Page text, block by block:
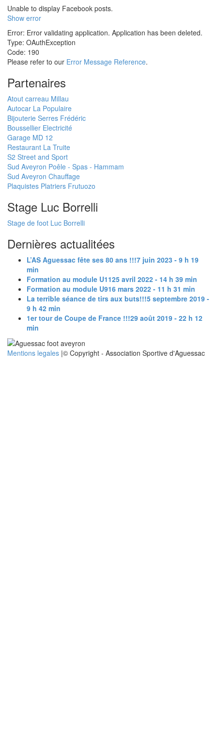
Unable to display Facebook posts.
Show error
Error: Error validating application. Application has been deleted.
Type: OAuthException
Code: 190
Please refer to our Error Message Reference.
Partenaires
Atout carreau Millau
Autocar La Populaire
Bijouterie Serres Frédéric
Boussellier Electricité
Garage MD 12
Restaurant La Truite
S2 Street and Sport
Sud Aveyron Poêle - Spas - Hammam
Sud Aveyron Chauffage
Plaquistes Platriers Frutuozo
Stage Luc Borrelli
Stage de foot Luc Borrelli
Dernières actualitées
L’AS Aguessac fête ses 80 ans !!!7 juin 2023 - 9 h 19
min
Formation au module U1125 avril 2022 - 14 h 39 min
Formation au module U916 mars 2022 - 11 h 31 min
La terrible séance de tirs aux buts!!!5 septembre 2019 -
9 h 42 min
1er tour de Coupe de France !!!29 août 2019 - 22 h 12
min
Mentions legales |© Copyright - Association Sportive d'Aguessac